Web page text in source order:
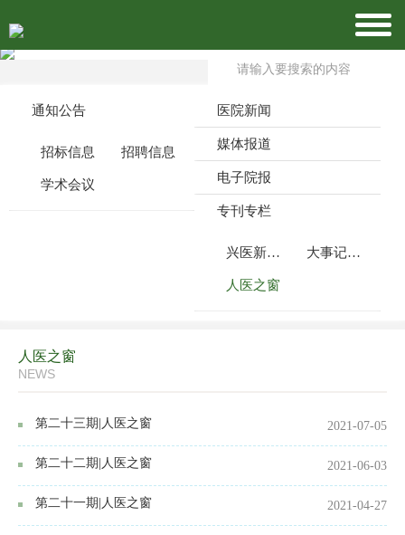
通知公告
招标信息 招聘信息
学术会议
医院新闻
媒体报道
电子院报
专刊专栏
兴医新闻周刊 大事记月报
人医之窗
人医之窗
NEWS
第二十三期|人医之窗 2021-07-05
第二十二期|人医之窗 2021-06-03
第二十一期|人医之窗 2021-04-27